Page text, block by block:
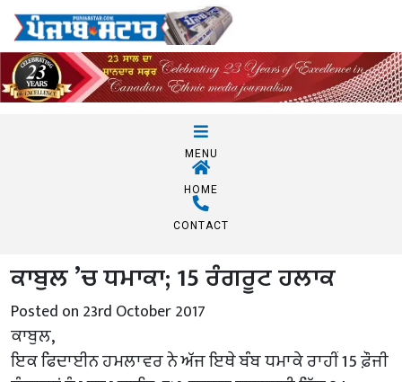
MENU
HOME
CONTACT
ਕਾਬੁਲ ’ਚ ਧਮਾਕਾ; 15 ਰੰਗਰੂਟ ਹਲਾਕ
Posted on 23rd October 2017
ਕਾਬੁਲ,
ਇਕ ਫਿਦਾਈਨ ਹਮਲਾਵਰ ਨੇ ਅੱਜ ਇਥੇ ਬੰਬ ਧਮਾਕੇ ਰਾਹੀਂ 15 ਫ਼ੌਜੀ